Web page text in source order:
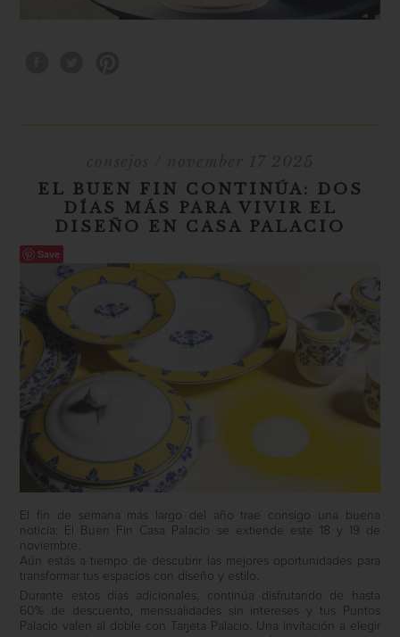
EL BUEN FIN CONTINÚA: DOS
DÍAS MÁS PARA VIVIR EL
DISEÑO EN CASA PALACIO
Save
El fin de semana más largo del año trae consigo una buena
noticia: El Buen Fin Casa Palacio se extiende este 18 y 19 de
noviembre.
Aún estás a tiempo de descubrir las mejores oportunidades para
transformar tus espacios con diseño y estilo.
Durante estos días adicionales, continúa disfrutando de hasta
60% de descuento, mensualidades sin intereses y tus Puntos
Palacio valen al doble con Tarjeta Palacio. Una invitación a elegir